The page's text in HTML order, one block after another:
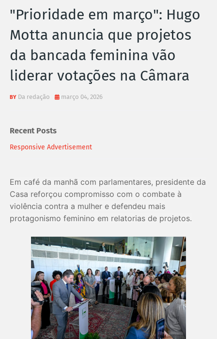
TÍ
"Prioridade em março": Hugo
Motta anuncia que projetos
da bancada feminina vão
liderar votações na Câmara
Da redação março 04, 2026
Recent Posts
Responsive Advertisement
Em café da manhã com parlamentares, presidente da
Casa reforçou compromisso com o combate à
violência contra a mulher e defendeu mais
protagonismo feminino em relatorias de projetos.